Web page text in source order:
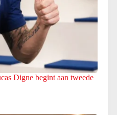
Digne begint aan tweede